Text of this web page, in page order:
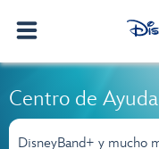
Centro de Ayuda
DisneyBand+ y mucho